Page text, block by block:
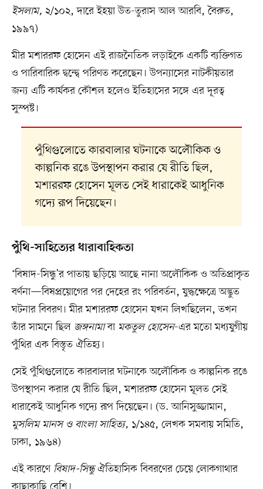
ইসলাম, ২/১০২, দারে ইহয়া উত-তুরাস আল আরবি, বৈরুত,
১৯৯৭)
মীর মশাররফ হোসেন এই রাজনৈতিক লড়াইকে একটি ব্যক্তিগত
ও পারিবারিক দ্বন্দ্বে পরিণত করেছেন। উপন্যাসের নাটকীয়তার
জন্য এটি কার্যকর কৌশল হলেও ইতিহাসের সঙ্গে এর দূরত্ব
সুস্পষ্ট।
পুঁথিগুলোতে কারবালার ঘটনাকে অলৌকিক ও
কাল্পনিক রঙে উপস্থাপন করার যে রীতি ছিল,
মশাররফ হোসেন মূলত সেই ধারাকেই আধুনিক
গদ্যে রূপ দিয়েছেন।
পুঁথি-সাহিত্যের ধারাবাহিকতা
‘বিষাদ-সিন্ধু’র পাতায় ছড়িয়ে আছে নানা অলৌকিক ও অতিপ্রাকৃত
বর্ণনা—বিষপ্রয়োগের পর দেহের রং পরিবর্তন, যুদ্ধক্ষেত্রে অদ্ভুত
ঘটনার বিবরণ। মীর মশাররফ হোসেন যখন লিখছিলেন, তখন
তাঁর সামনে ছিল জঙ্গনামাবা মকতুল হোসেন-এর মতো মধ্যযুগীয়
পুঁথির এক বিস্তৃত ঐতিহ্য।
সেই পুঁথিগুলোতে কারবালার ঘটনাকে অলৌকিক ও কাল্পনিক রঙে
উপস্থাপন করার যে রীতি ছিল, মশাররফ হোসেন মূলত সেই
ধারাকেই আধুনিক গদ্যে রূপ দিয়েছেন। (ড. আনিসুজ্জামান,
মুসলিম মানস ও বাংলা সাহিত্য, ১/১৪৫, লেখক সমবায় সমিতি,
ঢাকা, ১৯৬৪)
এই কারণে বিষাদ-সিন্ধুঐতিহাসিক বিবরণের চেয়ে লোকগাথার